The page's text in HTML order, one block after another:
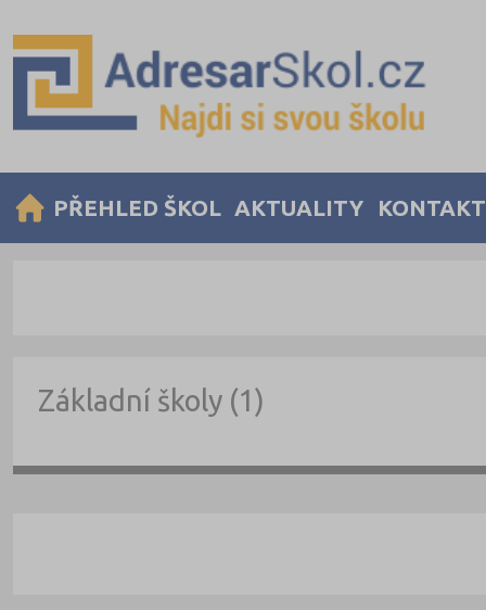
PŘEHLED ŠKOL AKTUALITY
Základní školy (1)